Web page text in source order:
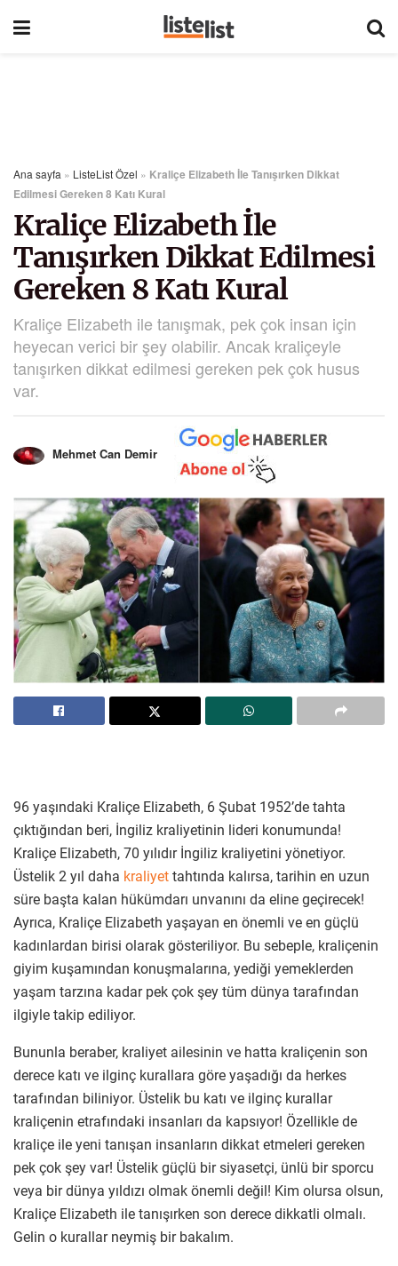
Ana sayfa » ListeList Özel » Kraliçe Elizabeth İle Tanışırken Dikkat
Edilmesi Gereken 8 Katı Kural
Kraliçe Elizabeth İle
Tanışırken Dikkat Edilmesi
Gereken 8 Katı Kural
Kraliçe Elizabeth ile tanışmak, pek çok insan için
heyecan verici bir şey olabilir. Ancak kraliçeyle
tanışırken dikkat edilmesi gereken pek çok husus
var.
Mehmet Can Demir
96 yaşındaki Kraliçe Elizabeth, 6 Şubat 1952’de tahta
çıktığından beri, İngiliz kraliyetinin lideri konumunda!
Kraliçe Elizabeth, 70 yılıdır İngiliz kraliyetini yönetiyor.
Üstelik 2 yıl daha kraliyet tahtında kalırsa, tarihin en uzun
süre başta kalan hükümdarı unvanını da eline geçirecek!
Ayrıca, Kraliçe Elizabeth yaşayan en önemli ve en güçlü
kadınlardan birisi olarak gösteriliyor. Bu sebeple, kraliçenin
giyim kuşamından konuşmalarına, yediği yemeklerden
yaşam tarzına kadar pek çok şey tüm dünya tarafından
ilgiyle takip ediliyor.
Bununla beraber, kraliyet ailesinin ve hatta kraliçenin son
derece katı ve ilginç kurallara göre yaşadığı da herkes
tarafından biliniyor. Üstelik bu katı ve ilginç kurallar
kraliçenin etrafındaki insanları da kapsıyor! Özellikle de
kraliçe ile yeni tanışan insanların dikkat etmeleri gereken
pek çok şey var! Üstelik güçlü bir siyasetçi, ünlü bir sporcu
veya bir dünya yıldızı olmak önemli değil! Kim olursa olsun,
Kraliçe Elizabeth ile tanışırken son derece dikkatli olmalı.
Gelin o kurallar neymiş bir bakalım.